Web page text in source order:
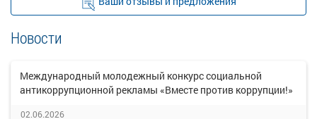
Новости
Международный молодежный конкурс социальной
антикоррупционной рекламы «Вместе против коррупции!»
02.06.2026